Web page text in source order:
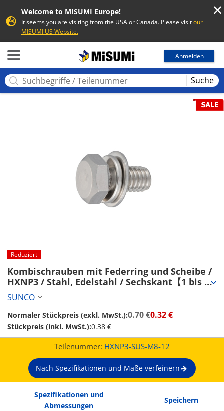
Welcome to MISUMI Europe!
It seems you are visiting from the USA or Canada. Please visitour
MISUMI US Website.
Anmelden
Suche
Reduziert
Kombischrauben mit Federring und Scheibe /
HXNP3 / Stahl, Edelstahl / Sechskant【1 bis
2,000 Stück】 (HXNP3-SUS-M8-12)
SUNCO
Normaler Stückpreis (exkl. MwSt.):0.70 €0.32 €
Stückpreis (inkl. MwSt.):0.38 €
Teilenummer: HXNP3-SUS-M8-12
Nach Spezifikationen und Maße verfeinern
Spezifikationen und
Abmessungen
Speichern